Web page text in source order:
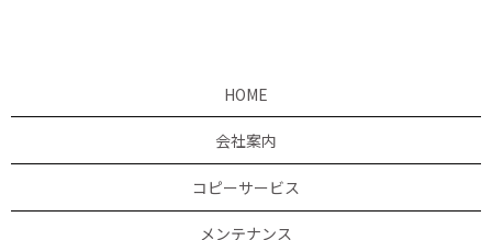
HOME
会社案内
コピーサービス
メンテナンス